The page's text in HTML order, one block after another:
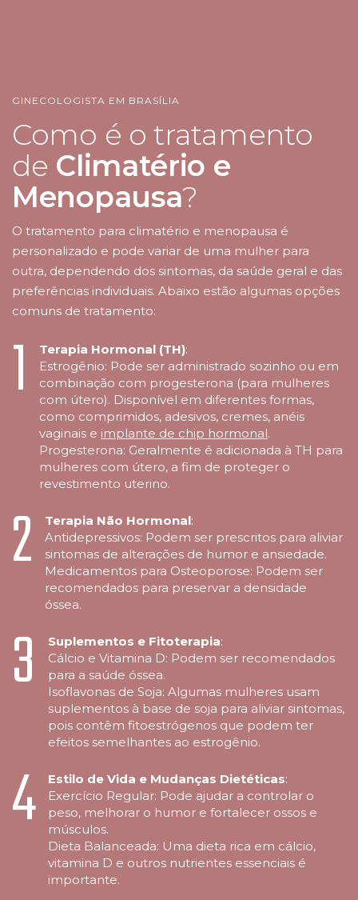
GINECOLOGISTA EM BRASÍLIA
Como é o tratamento
de Climatério e
Menopausa?
O tratamento para climatério e menopausa é
personalizado e pode variar de uma mulher para
outra, dependendo dos sintomas, da saúde geral e das
preferências individuais. Abaixo estão algumas opções
comuns de tratamento:
1 Terapia Hormonal (TH):
Estrogênio: Pode ser administrado sozinho ou em
combinação com progesterona (para mulheres
com útero). Disponível em diferentes formas,
como comprimidos, adesivos, cremes, anéis
vaginais e implante de chip hormonal.
Progesterona: Geralmente é adicionada à TH para
mulheres com útero, a fim de proteger o
revestimento uterino.
2 Terapia Não Hormonal:
Antidepressivos: Podem ser prescritos para aliviar
sintomas de alterações de humor e ansiedade.
Medicamentos para Osteoporose: Podem ser
recomendados para preservar a densidade
óssea.
3 Suplementos e Fitoterapia:
Cálcio e Vitamina D: Podem ser recomendados
para a saúde óssea.
Isoflavonas de Soja: Algumas mulheres usam
suplementos à base de soja para aliviar sintomas,
pois contêm fitoestrógenos que podem ter
efeitos semelhantes ao estrogênio.
4 Estilo de Vida e Mudanças Dietéticas:
Exercício Regular: Pode ajudar a controlar o
peso, melhorar o humor e fortalecer ossos e
músculos.
Dieta Balanceada: Uma dieta rica em cálcio,
vitamina D e outros nutrientes essenciais é
importante.